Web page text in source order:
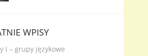
WPISY
I – grupy językowe